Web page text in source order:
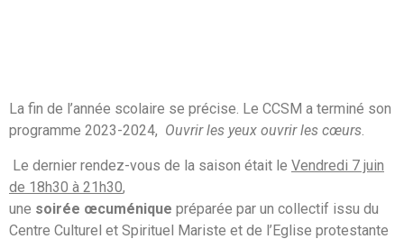
La fin de l’année scolaire se précise. Le CCSM a terminé son
programme 2023-2024, Ouvrir les yeux ouvrir les cœurs.
Le dernier rendez-vous de la saison était le Vendredi 7 juin
de 18h30 à 21h30,
une soirée œcuménique préparée par un collectif issu du
Centre Culturel et Spirituel Mariste et de l’Eglise protestante